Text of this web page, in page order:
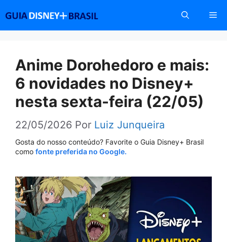
conteúdo
Anime Dorohedoro e mais:
6 novidades no Disney+
nesta sexta-feira (22/05)
22/05/2026 Por Luiz Junqueira
Gosta do nosso conteúdo? Favorite o Guia Disney+ Brasil
como fonte preferida no Google.